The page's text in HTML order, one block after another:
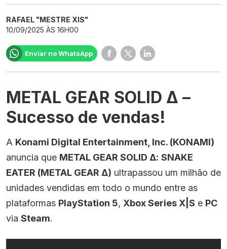
RAFAEL "MESTRE XIS"
10/09/2025 ÀS 16H00
Enviar no WhatsApp
METAL GEAR SOLID Δ –
Sucesso de vendas!
A Konami Digital Entertainment, Inc. (KONAMI)
anuncia que METAL GEAR SOLID Δ: SNAKE
EATER (METAL GEAR Δ) ultrapassou um milhão de
unidades vendidas em todo o mundo entre as
plataformas PlayStation 5, Xbox Series X|S e PC
via Steam.